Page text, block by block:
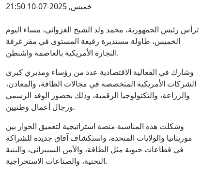
خميس, 2025-07-10 21:50
ترأس رئيس الجمهورية، محمد ولد الشيخ الغزواني، مساء اليوم
الخميس، طاولة مستديرة رفيعة المستوى في مقر غرفة
التجارة الأمريكية بالعاصمة واشنطن.
وشارك في الفعالية الاقتصادية عدد من رؤساء ومديري كبرى
الشركات الأمريكية المتخصصة في مجالات الطاقة، والمعادن،
والزراعة، والتكنولوجيا الرقمية، وذلك بحضور الوفد الرسمي
ورجال أعمال وطنيين.
وشكلت هذه المناسبة منصة استراتيجية لتعميق الحوار بين
موريتانيا والولايات المتحدة، واستكشاف آفاق جديدة للشراكة
في قطاعات حيوية مثل الطاقة، والأمن السيبراني، والبنية
التحتية، والصناعات الاستخراجية.